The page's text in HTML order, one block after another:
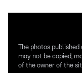
The photos
may not be copied,
of the owner of the